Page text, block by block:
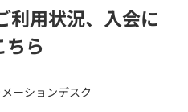
利用状況、入会に
ら
ーションデスク